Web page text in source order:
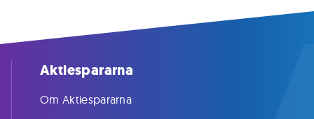
Aktiespararna
Om Aktiespararna